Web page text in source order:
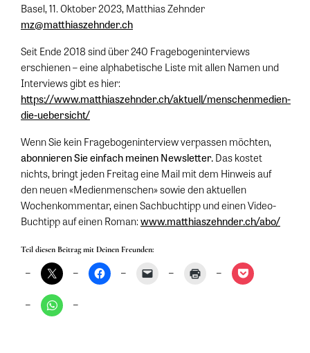
Basel, 11. Oktober 2023, Matthias Zehnder
mz@matthiaszehnder.ch
Seit Ende 2018 sind über 240 Fragebogeninterviews
erschienen – eine alphabetische Liste mit allen Namen und
Interviews gibt es hier:
https://www.matthiaszehnder.ch/aktuell/menschenmedien-
die-uebersicht/
Wenn Sie kein Fragebogeninterview verpassen möchten,
abonnieren Sie einfach meinen Newsletter.Das kostet
nichts, bringt jeden Freitag eine Mail mit dem Hinweis auf
den neuen «Medienmenschen» sowie den aktuellen
Wochenkommentar, einen Sachbuchtipp und einen Video-
Buchtipp auf einen Roman:www.matthiaszehnder.ch/abo/
Teil diesen Beitrag mit Deinen Freunden: